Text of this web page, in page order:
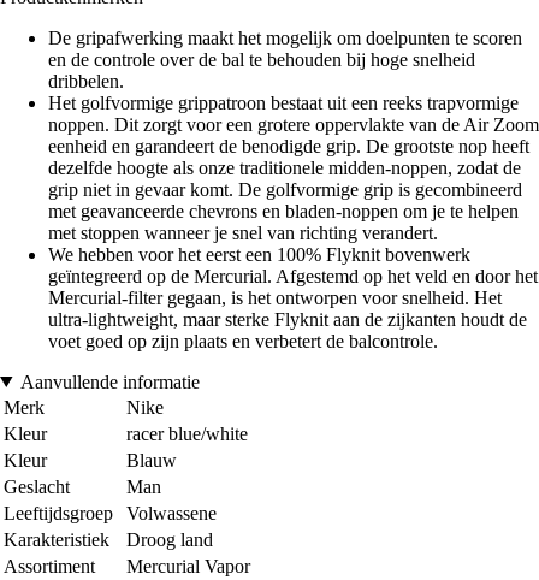
De gripafwerking maakt het mogelijk om doelpunten te scoren
en de controle over de bal te behouden bij hoge snelheid
dribbelen.
Het golfvormige grippatroon bestaat uit een reeks trapvormige
noppen. Dit zorgt voor een grotere oppervlakte van de Air Zoom
eenheid en garandeert de benodigde grip. De grootste nop heeft
dezelfde hoogte als onze traditionele midden-noppen, zodat de
grip niet in gevaar komt. De golfvormige grip is gecombineerd
met geavanceerde chevrons en bladen-noppen om je te helpen
met stoppen wanneer je snel van richting verandert.
We hebben voor het eerst een 100% Flyknit bovenwerk
geïntegreerd op de Mercurial. Afgestemd op het veld en door het
Mercurial-filter gegaan, is het ontworpen voor snelheid. Het
ultra-lightweight, maar sterke Flyknit aan de zijkanten houdt de
voet goed op zijn plaats en verbetert de balcontrole.
Aanvullende informatie
Merk
Nike
Kleur
racer blue/white
Kleur
Blauw
Geslacht
Man
Leeftijdsgroep
Volwassene
Karakteristiek
Droog land
Assortiment
Mercurial Vapor